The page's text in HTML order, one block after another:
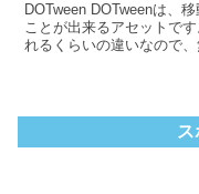
DOTween DOTweenは、
ことが出来るアセットで
れるくらいの違いなので